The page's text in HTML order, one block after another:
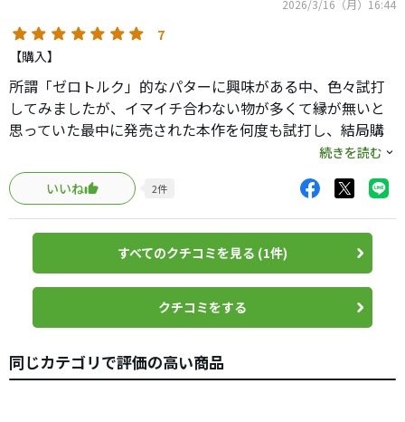
2026/3/16（月）16:44
7
【購入】
所謂「ゼロトルク」的なパターに興味がある中、色々試打
してみましたが、イマイチ合わない物が多くて縁が無いと
思っていた最中に発売された本作を何度も試打し、結局購
このパターはキャメロンが謳っている様に「ゼロ」ではな
く「ロー」トルクになります。所謂トゥーアップになるんで
すが、既存の市販されてるキャメロンとは明確に性能が違
当方は現在3本キャメロンを所有していますが（他はカリフ
ォルニアデルマー・ファントムX5.2）打ち比べるとこんな
に性格（性能）が違うのかと感心しました。
出来ますし、ゼロトルクの様な打ち方も出来ます。
続きを読む
いいね
2件
すべてのクチコミを見る (1件)
クチコミをする
同じカテゴリで評価の高い商品